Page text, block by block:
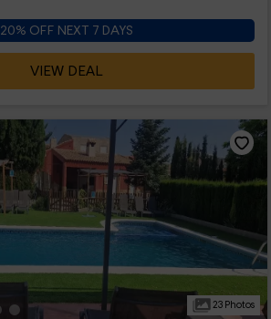
20% OFF NEXT 7 DAYS
VIEW DEAL
23 Photos